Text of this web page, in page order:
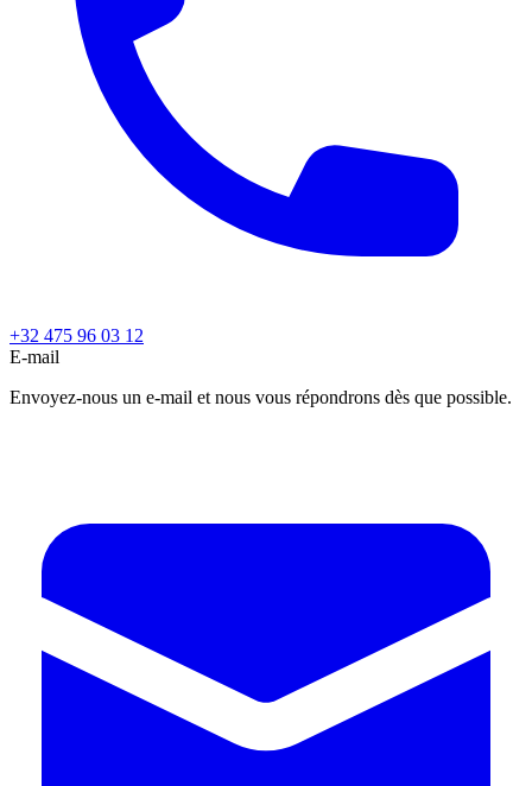
+32 475 96 03 12
E-mail
Envoyez-nous un e-mail et nous vous répondrons dès que possible.